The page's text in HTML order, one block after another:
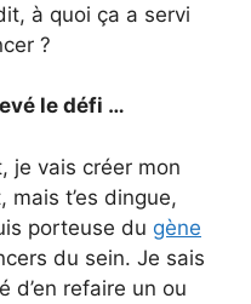
à quoi ça a servi
?
le défi …
je vais créer mon
t’es dingue,
porteuse du gène
du sein. Je sais
d’en refaire un ou